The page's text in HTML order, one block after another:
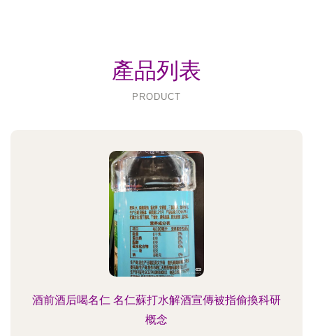
產品列表
PRODUCT
酒前酒后喝名仁 名仁蘇打水解酒宣傳被指偷換科研
概念